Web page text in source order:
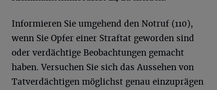
Informieren Sie umgehend den Notruf (110),
wenn Sie Opfer einer Straftat geworden sind
oder verdächtige Beobachtungen gemacht
haben. Versuchen Sie sich das Aussehen von
Tatverdächtigen möglichst genau einzuprägen